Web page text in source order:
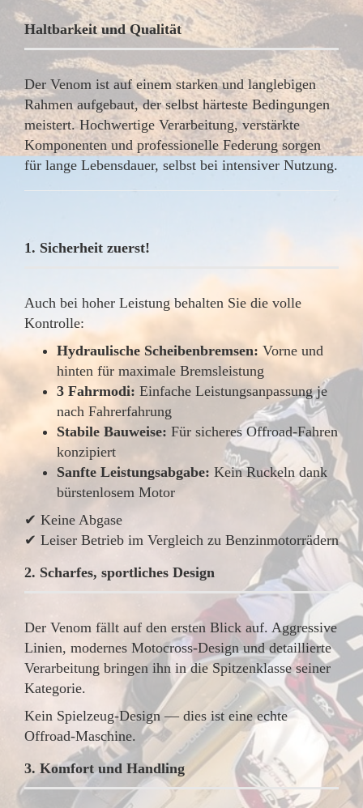
Haltbarkeit und Qualität
Der Venom ist auf einem starken und langlebigen
Rahmen aufgebaut, der selbst härteste Bedingungen
meistert. Hochwertige Verarbeitung, verstärkte
Komponenten und professionelle Federung sorgen
für lange Lebensdauer, selbst bei intensiver Nutzung.
1. Sicherheit zuerst!
Auch bei hoher Leistung behalten Sie die volle
Kontrolle:
Hydraulische Scheibenbremsen: Vorne und
hinten für maximale Bremsleistung
3 Fahrmodi: Einfache Leistungsanpassung je
nach Fahrerfahrung
Stabile Bauweise: Für sicheres Offroad-Fahren
konzipiert
Sanfte Leistungsabgabe: Kein Ruckeln dank
bürstenlosem Motor
✔ Keine Abgase
✔ Leiser Betrieb im Vergleich zu Benzinmotorrädern
2. Scharfes, sportliches Design
Der Venom fällt auf den ersten Blick auf. Aggressive
Linien, modernes Motocross-Design und detaillierte
Verarbeitung bringen ihn in die Spitzenklasse seiner
Kategorie.
Kein Spielzeug-Design — dies ist eine echte
Offroad-Maschine.
3. Komfort und Handling